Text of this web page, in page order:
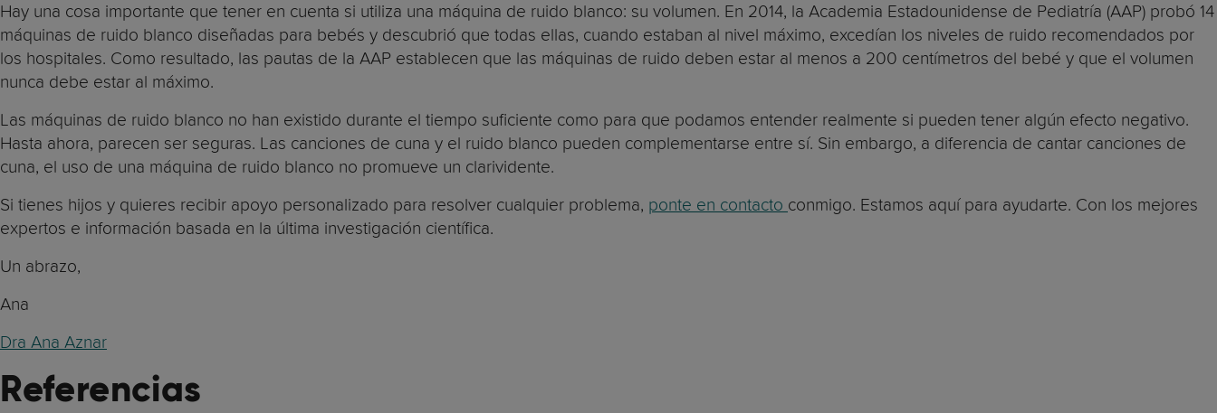
Hay una cosa importante que tener en cuenta si utiliza una máquina de ruido blanco: su volumen. En 2014, la Academia Estadounidense de Pediatría (AAP) probó 14
máquinas de ruido blanco diseñadas para bebés y descubrió que todas ellas, cuando estaban al nivel máximo, excedían los niveles de ruido recomendados por
los hospitales. Como resultado, las pautas de la AAP establecen que las máquinas de ruido deben estar al menos a 200 centímetros del bebé y que el volumen
nunca debe estar al máximo.
Las máquinas de ruido blanco no han existido durante el tiempo suficiente como para que podamos entender realmente si pueden tener algún efecto negativo.
Hasta ahora, parecen ser seguras. Las canciones de cuna y el ruido blanco pueden complementarse entre sí. Sin embargo, a diferencia de cantar canciones de
cuna, el uso de una máquina de ruido blanco no promueve un clarividente.
Si tienes hijos y quieres recibir apoyo personalizado para resolver cualquier problema, ponte en contacto conmigo. Estamos aquí para ayudarte. Con los mejores
expertos e información basada en la última investigación científica.
Un abrazo,
Ana
Dra Ana Aznar
Referencias